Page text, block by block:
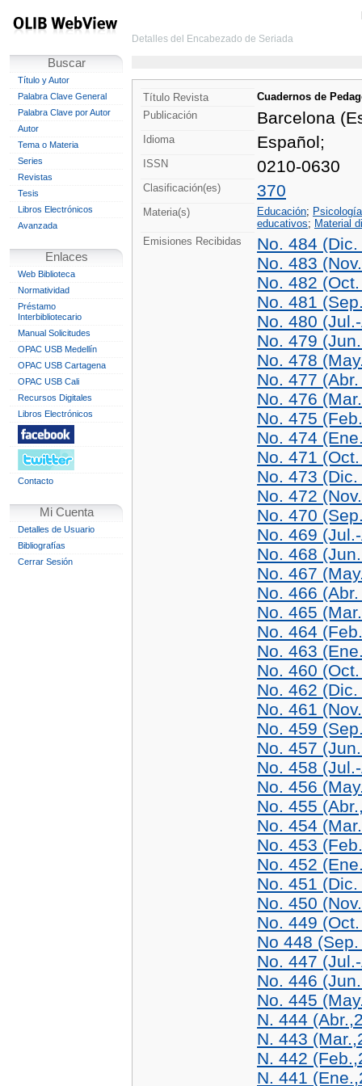
Buscar
Título y Autor
Palabra Clave General
Palabra Clave por Autor
Autor
Tema o Materia
Series
Revistas
Tesis
Libros Electrónicos
Avanzada
Enlaces
Web Biblioteca
Normatividad
Préstamo
Interbibliotecario
Manual Solicitudes
OPAC USB Medellín
OPAC USB Cartagena
OPAC USB Cali
Recursos Digitales
Libros Electrónicos
Contacto
Mi Cuenta
Detalles de Usuario
Bibliografías
Cerrar Sesión
Detalles del Encabezado de Seriada
Título Revista
Cuadernos de
Publicación
Barcelona
Idioma Español;
ISSN 0210-0630
Clasificación(es) 370
Materia(s) Educación;
educativos; Material
Emisiones Recibidas
No. 484
No. 483
No. 482
No. 481
No. 480
No. 479
No. 478
No. 477
No. 476
No. 475
No. 474
No. 471
No. 473
No. 472
No. 470
No. 469
No. 468
No. 467
No. 466
No. 465
No. 464
No. 463
No. 460
No. 462
No. 461
No. 459
No. 457
No. 458
No. 456
No. 455
No. 454
No. 453
No. 452
No. 451
No. 450
No. 449
No 448
No. 447
No. 446
No. 445
N. 444
N. 443
N. 442
N. 441